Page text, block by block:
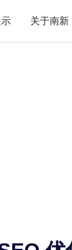
关于南新